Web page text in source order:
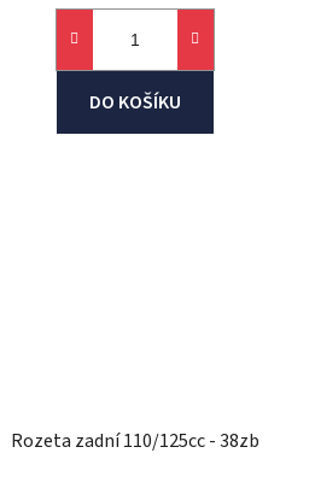
DO KOŠÍKU
Rozeta zadní 110/125cc - 38zb